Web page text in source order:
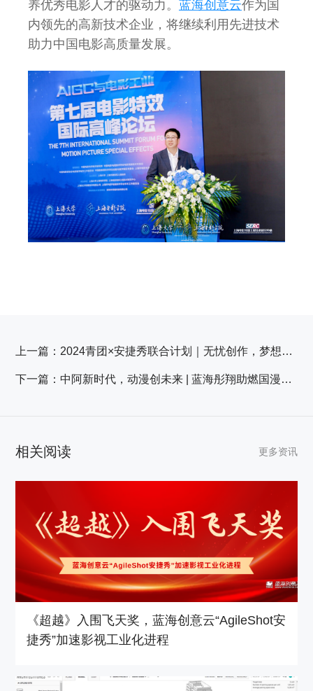
养优秀电影人才的驱动力。 蓝海创意云作为国
内领先的高新技术企业，将继续利用先进技术
助力中国电影高质量发展。
上一篇： 2024青团×安捷秀联合计划｜无忧创作，梦想起航
下一篇： 中阿新时代，动漫创未来 | 蓝海彤翔助燃国漫走向世界
相关阅读 更多资讯
《超越》入围飞天奖，蓝海创意云“AgileShot安
捷秀”加速影视工业化进程